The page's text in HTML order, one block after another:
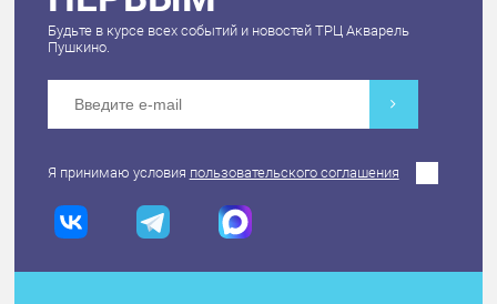
Будьте в курсе всех событий и новостей ТРЦ Акварель
Пушкино.
Я принимаю условия пользовательского соглашения